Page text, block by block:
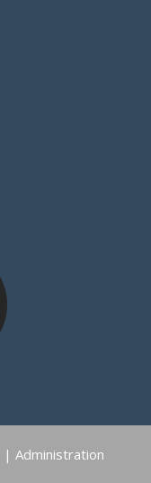
| Administration